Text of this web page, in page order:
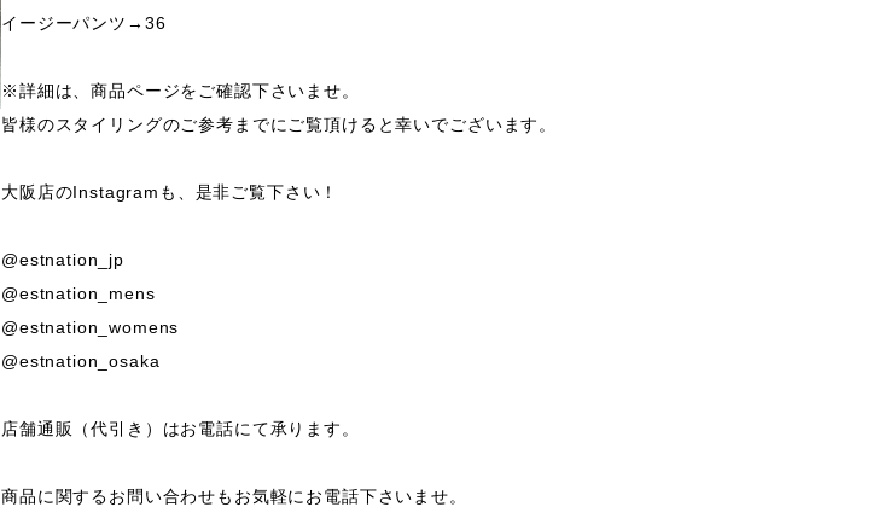
イージーパンツ→36
※詳細は、商品ページをご確認下さいませ。
皆様のスタイリングのご参考までにご覧頂けると幸いでございます。
大阪店のInstagramも、是非ご覧下さい！
@estnation_jp
@estnation_mens
@estnation_womens
@estnation_osaka
店舗通販（代引き）はお電話にて承ります。
商品に関するお問い合わせもお気軽にお電話下さいませ。